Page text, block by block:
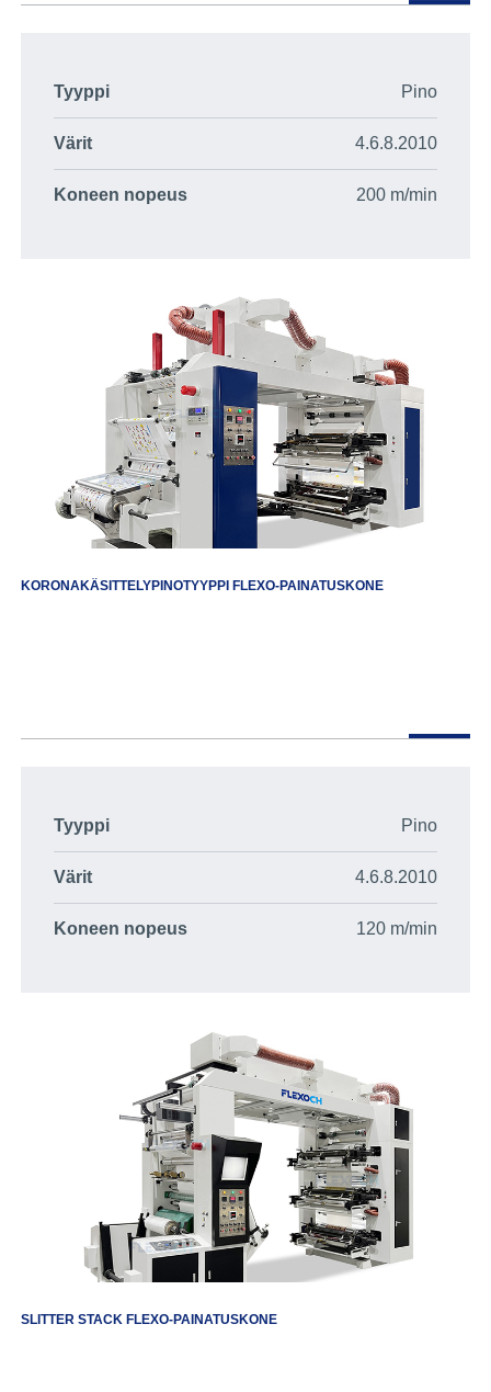
Tyyppi Pino
Värit 4.6.8.2010
Koneen nopeus 200 m/min
KORONAKÄSITTELYPINOTYYPPI FLEXO-PAINATUSKONE
Tyyppi Pino
Värit 4.6.8.2010
Koneen nopeus 120 m/min
SLITTER STACK FLEXO-PAINATUSKONE